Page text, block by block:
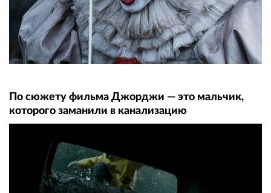
По сюжету фильма Джорджи — это мальчик,
которого заманили в канализацию